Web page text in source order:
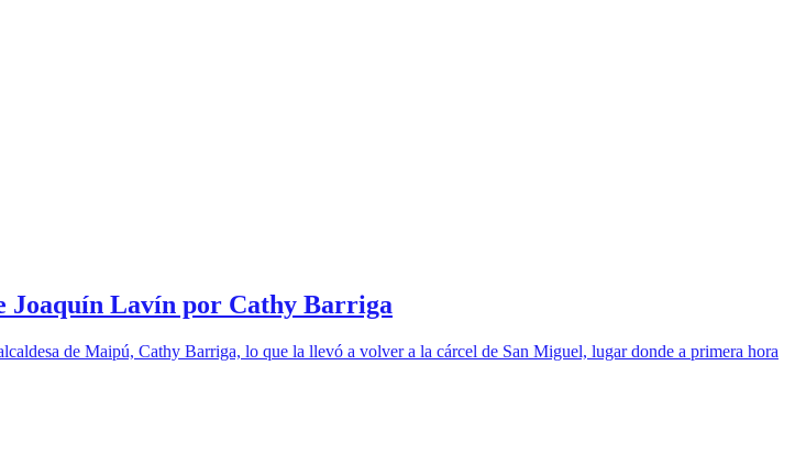
Joaquín Lavín por Cathy Barriga
de Maipú, Cathy Barriga, lo que la llevó a volver a la cárcel de San Miguel, lugar donde a primera hora